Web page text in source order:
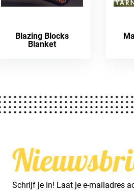
Blazing Blocks
Blanket
Schrijf je in! Laat je e-mailadres